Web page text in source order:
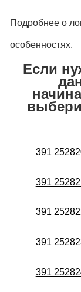
Подробнее о
особенностях.
Если
391
391
391
391
391